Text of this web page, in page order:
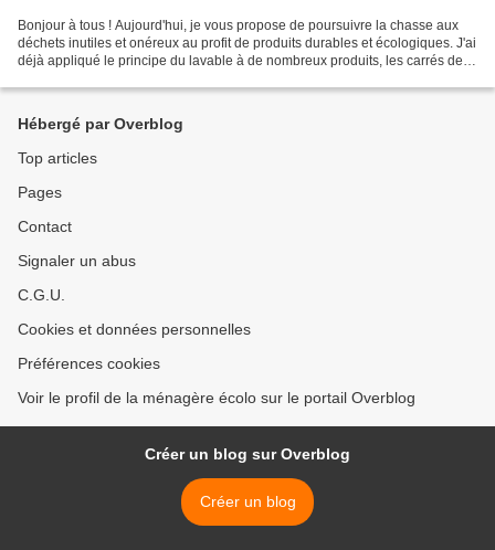
Bonjour à tous ! Aujourd'hui, je vous propose de poursuivre la chasse aux
déchets inutiles et onéreux au profit de produits durables et écologiques. J'ai
déjà appliqué le principe du lavable à de nombreux produits, les carrés de
Hébergé par Overblog
Top articles
Pages
Contact
Signaler un abus
C.G.U.
Cookies et données personnelles
Préférences cookies
Voir le profil de la ménagère écolo sur le portail Overblog
Créer un blog sur Overblog
Créer un blog